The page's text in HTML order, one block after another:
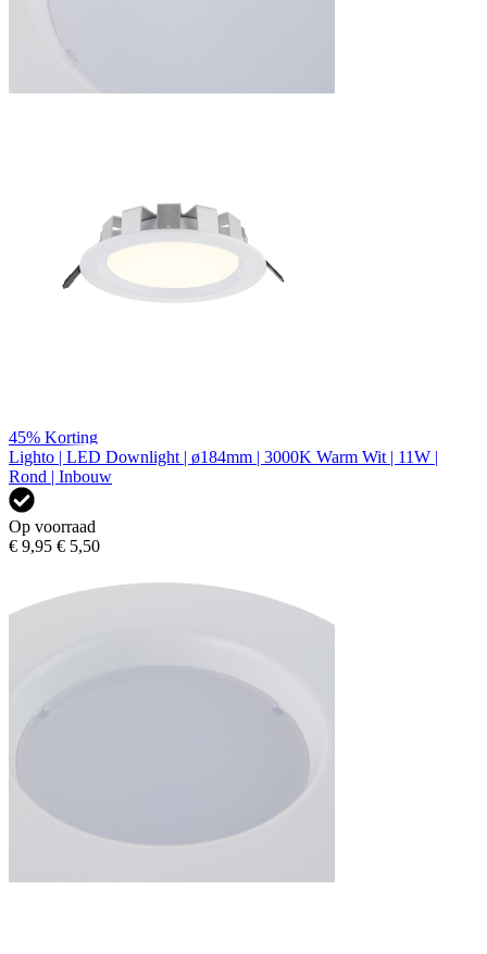
45% Korting
Lighto | LED Downlight | ø184mm | 3000K Warm Wit | 11W |
Rond | Inbouw
Op voorraad
€ 9,95 € 5,50